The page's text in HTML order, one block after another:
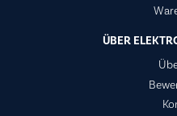
ÜBER